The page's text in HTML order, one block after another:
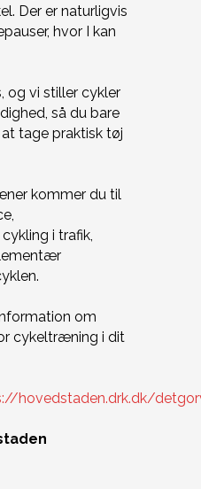
Der er naturligvis
hvor I kan
og vi stiller cykler
så du bare
tage praktisk tøj
kommer du til
i trafik,
om
cykeltræning i dit
hovedstaden.drk.dk/